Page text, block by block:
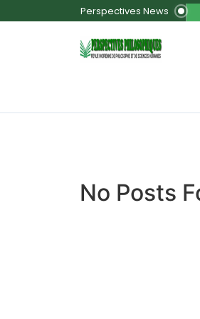
Perspectives News 11. La
No Posts